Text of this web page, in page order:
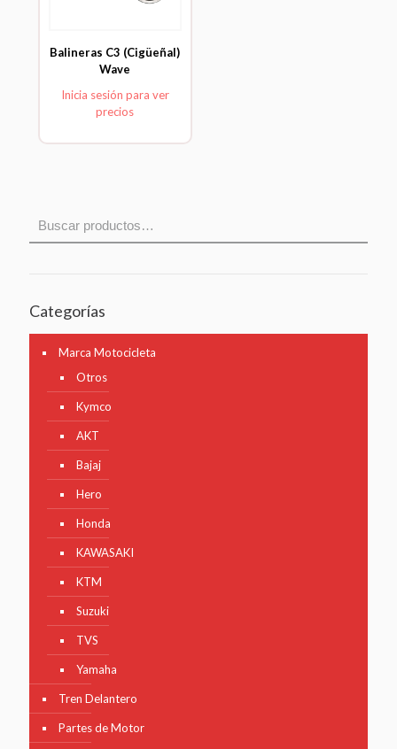
Balineras C3 (Cigüeñal)
Wave
Inicia sesión para ver
precios
Categorías
Marca Motocicleta
Otros
Kymco
AKT
Bajaj
Hero
Honda
KAWASAKI
KTM
Suzuki
TVS
Yamaha
Tren Delantero
Partes de Motor